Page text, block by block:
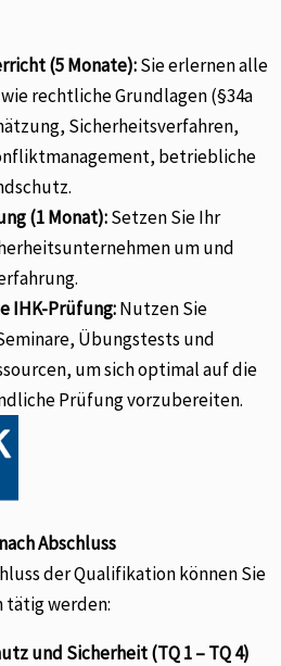
(5 Monate):Sie erlernen alle
rechtliche Grundlagen (§34a
Sicherheitsverfahren,
betriebliche
(1 Monat):Setzen Sie Ihr
um und
IHK-Prüfung:Nutzen Sie
Übungstests und
um sich optimal auf die
Prüfung vorzubereiten.
Abschluss
der Qualifikation können Sie
tätig werden:
und Sicherheit (TQ 1 – TQ 4)